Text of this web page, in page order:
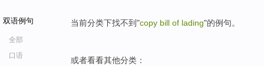
双语例句
全部
口语
当前分类下找不到"copy bill of lading"的例句。
或者看看其他分类：